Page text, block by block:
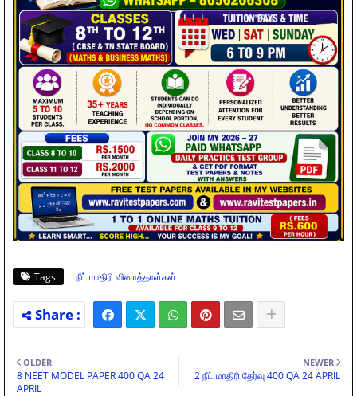
Tags நீட் மாதிரி வினாத்தாள்கள்
NEWER
2 நீட் மாதிரி தேர்வு 400 QA 24 APRIL
OLDER
8 NEET MODEL PAPER 400 QA 24
APRIL